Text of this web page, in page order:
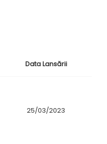
Data Lansării
25/03/2023